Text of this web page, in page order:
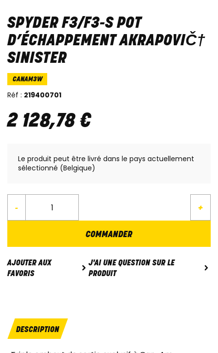
SPYDER F3/F3-S POT
D’ÉCHAPPEMENT AKRAPOVIČ†
SINISTER
CANAM3W
Réf : 219400701
2 128,78 €
Le produit peut être livré dans le pays actuellement
sélectionné (Belgique)
- +
COMMANDER
AJOUTER AUX
FAVORIS
J'AI UNE QUESTION SUR LE
PRODUIT
DESCRIPTION